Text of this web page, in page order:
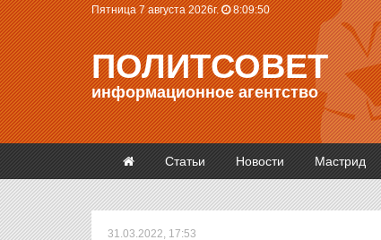
Пятница 7 августа 2026г. 8:09:51
ПОЛИТСОВЕТ
информационное агентство
Статьи Новости Мастрид
31.03.2022, 17:53